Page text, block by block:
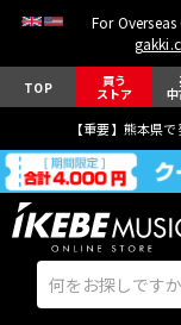
For
TOP 買う
ストア
【重要】熊本県